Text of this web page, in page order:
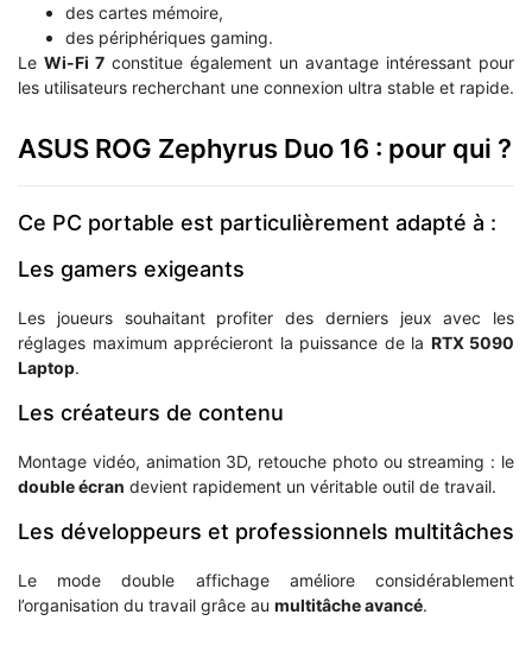
des cartes mémoire,
des périphériques gaming.
Le Wi-Fi 7 constitue également un avantage intéressant pour
les utilisateurs recherchant une connexion ultra stable et rapide.
ASUS ROG Zephyrus Duo 16 : pour qui ?
Ce PC portable est particulièrement adapté à :
Les gamers exigeants
Les joueurs souhaitant profiter des derniers jeux avec les
réglages maximum apprécieront la puissance de la RTX 5090
Laptop.
Les créateurs de contenu
Montage vidéo, animation 3D, retouche photo ou streaming : le
double écran devient rapidement un véritable outil de travail.
Les développeurs et professionnels multitâches
Le mode double affichage améliore considérablement
l’organisation du travail grâce au multitâche avancé.